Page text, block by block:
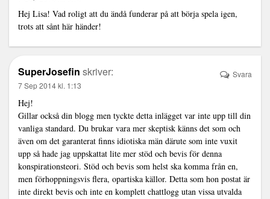
Hej Lisa! Vad roligt att du ändå funderar på att börja spela igen,
trots att sånt här händer!
SuperJosefin skriver:
7 Sep 2014 kl. 1:13
Hej!
Gillar också din blogg men tyckte detta inlägget var inte upp till din
vanliga standard. Du brukar vara mer skeptisk känns det som och
även om det garanterat finns idiotiska män därute som inte vuxit
upp så hade jag uppskattat lite mer stöd och bevis för denna
konspirationsteori. Stöd och bevis som helst ska komma från en,
men förhoppningsvis flera, opartiska källor. Detta som hon postat är
inte direkt bevis och inte en komplett chattlogg utan vissa utvalda
Svara